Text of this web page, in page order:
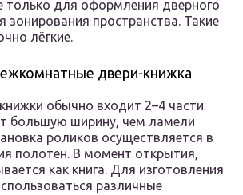
только для оформления дверного
зонирования пространства. Такие
лёгкие.
двери-книжка
обычно входит 2–4 части.
большую ширину, чем ламели
роликов осуществляется в
полотен. В момент открытия,
как книга. Для изготовления
различные